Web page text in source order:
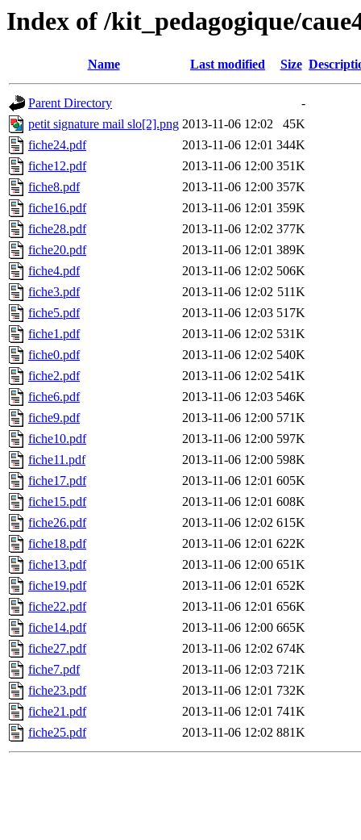
Index of /kit_pedagogique/
Name Last modified Size
Parent Directory
-
petit signature mail slo[2].png 2013-11-06 12:02
45K
fiche24.pdf
2013-11-06 12:01 344K
fiche12.pdf
2013-11-06 12:00 351K
fiche8.pdf
2013-11-06 12:00 357K
fiche16.pdf
2013-11-06 12:01 359K
fiche28.pdf
2013-11-06 12:02 377K
fiche20.pdf
2013-11-06 12:01 389K
fiche4.pdf
2013-11-06 12:02 506K
fiche3.pdf
2013-11-06 12:02 511K
fiche5.pdf
2013-11-06 12:03 517K
fiche1.pdf
2013-11-06 12:02 531K
fiche0.pdf
2013-11-06 12:02 540K
fiche2.pdf
2013-11-06 12:02 541K
fiche6.pdf
2013-11-06 12:03 546K
fiche9.pdf
2013-11-06 12:00 571K
fiche10.pdf
2013-11-06 12:00 597K
fiche11.pdf
2013-11-06 12:00 598K
fiche17.pdf
2013-11-06 12:01 605K
fiche15.pdf
2013-11-06 12:01 608K
fiche26.pdf
2013-11-06 12:02 615K
fiche18.pdf
2013-11-06 12:01 622K
fiche13.pdf
2013-11-06 12:00 651K
fiche19.pdf
2013-11-06 12:01 652K
fiche22.pdf
2013-11-06 12:01 656K
fiche14.pdf
2013-11-06 12:00 665K
fiche27.pdf
2013-11-06 12:02 674K
fiche7.pdf
2013-11-06 12:03 721K
fiche23.pdf
2013-11-06 12:01 732K
fiche21.pdf
2013-11-06 12:01 741K
fiche25.pdf
2013-11-06 12:02 881K